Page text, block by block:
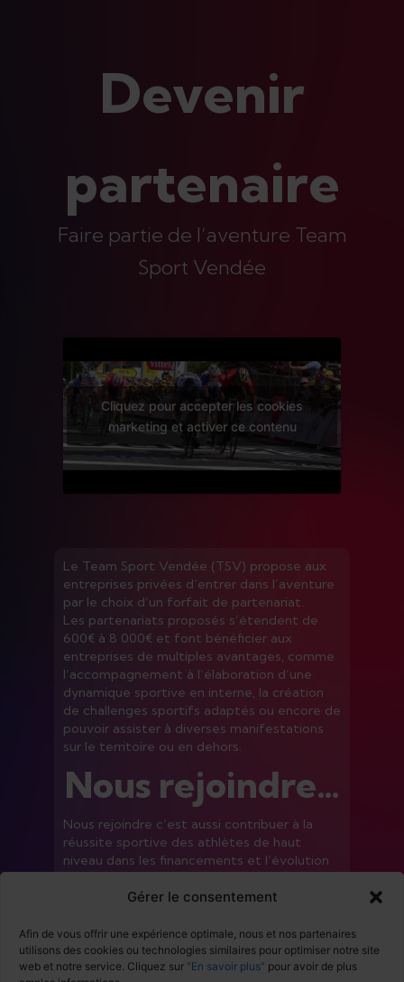
Gérer le consentement
Afin de vous offrir une expérience optimale, nous et nos partenaires
utilisons des cookies ou technologies similaires pour optimiser notre site
web et notre service. Cliquez sur "En savoir plus" pour avoir de plus
Devenir
partenaire
Faire partie de l’aventure Team
Sport Vendée
Cliquez pour accepter les cookies
marketing et activer ce contenu
Le Team Sport Vendée (TSV) propose aux
entreprises privées d’entrer dans l’aventure
par le choix d’un forfait de partenariat.
Les partenariats proposés s’étendent de
600€ à 8 000€ et font bénéficier aux
entreprises de multiples avantages, comme
l’accompagnement à l’élaboration d’une
dynamique sportive en interne, la création
de challenges sportifs adaptés ou encore de
pouvoir assister à diverses manifestations
sur le territoire ou en dehors.
Nous rejoindre…
Nous rejoindre c’est aussi contribuer à la
réussite sportive des athlètes de haut
niveau dans les financements et l’évolution
sont ajoutés à cette opportunité pour que
créer un lien autour d’un thème qui les
rassemble : le sport.
En savoir plus sur le partenariat